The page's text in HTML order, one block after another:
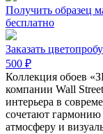
Получить образец
бесплатно
Заказать цветопробу
500 ₽
Коллекция обоев
компании Wall
интерьера в
сочетают гармонию
атмосферу и